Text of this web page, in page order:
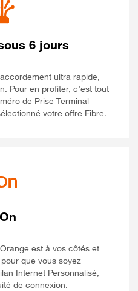
6 jours
ultra rapide,
Pour en profiter, c’est tout
de Prise Terminal
votre offre Fibre.
est à vos côtés et
que vous soyez
Internet Personnalisé,
de connexion.